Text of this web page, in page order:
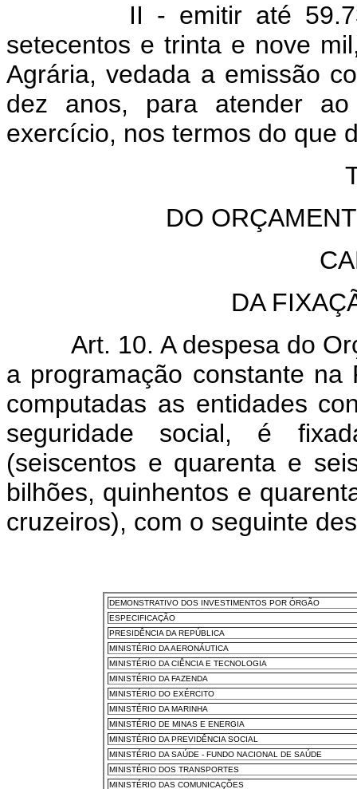
II - emitir até
setecentos e trinta e nove
Agrária, vedada a emissão
dez anos, para atender
exercício, nos termos do que
DO
DA
Art. 10. A despesa do
a programação constante
computadas as entidades
seguridade social, é
(seiscentos e quarenta e
bilhões, quinhentos e
cruzeiros), com o seguinte
DEMONSTRATIVO DOS INVESTIMENTOS POR ÓRGÃO
ESPECIFICAÇÃO
PRESIDÊNCIA DA REPÚBLICA
MINISTÉRIO DA AERONÁUTICA
MINISTÉRIO DA CIÊNCIA E TECNOLOGIA
MINISTÉRIO DA FAZENDA
MINISTÉRIO DO EXÉRCITO
MINISTÉRIO DA MARINHA
MINISTÉRIO DE MINAS E ENERGIA
MINISTÉRIO DA PREVIDÊNCIA SOCIAL
MINISTÉRIO DA SAÚDE - FUNDO NACIONAL DE SAÚDE
MINISTÉRIO DOS TRANSPORTES
MINISTÉRIO DAS COMUNICAÇÕES